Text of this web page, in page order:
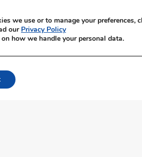
we use or to manage your preferences,
our Privacy Policy
how we handle your personal data.